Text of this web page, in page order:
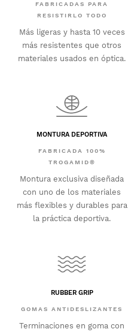
FABRICADAS PARA
RESISTIRLO TODO
Más ligeras y hasta 10 veces
más resistentes que otros
materiales usados en óptica.
MONTURA DEPORTIVA
FABRICADA 100%
TROGAMID®
Montura exclusiva diseñada
con uno de los materiales
más flexibles y durables para
la práctica deportiva.
RUBBER GRIP
GOMAS ANTIDESLIZANTES
Terminaciones en goma con